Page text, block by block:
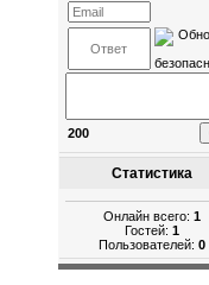
200
Статистика
Онлайн всего:1
Гостей:1
Пользователей:0